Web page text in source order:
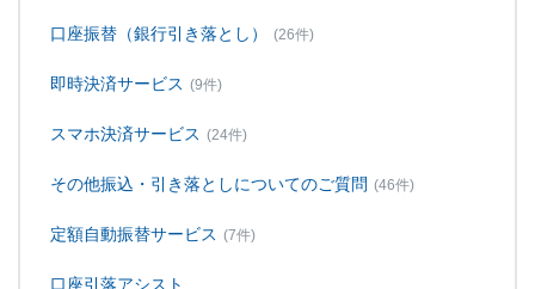
口座振替（銀行引き落とし） (26件)
即時決済サービス (9件)
スマホ決済サービス (24件)
その他振込・引き落としについてのご質問 (46件)
定額自動振替サービス (7件)
口座引落アシスト